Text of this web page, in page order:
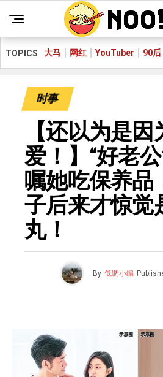
TOPICS 大马 网红 YouTuber 90后
时事
【还以为是因
爱！】“好老
嘱她吃保养品
子后来才惊觉
丸！
By 低调小编